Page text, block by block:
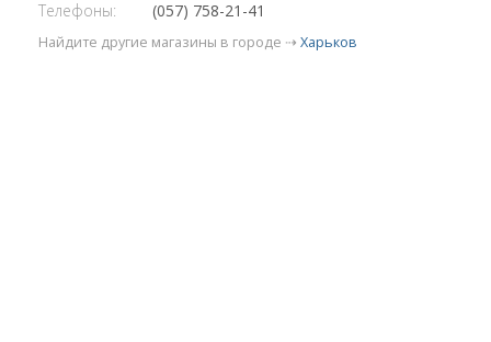
Телефоны:
(057) 758-21-41
Найдите другие магазины в городе ⇢ Харьков